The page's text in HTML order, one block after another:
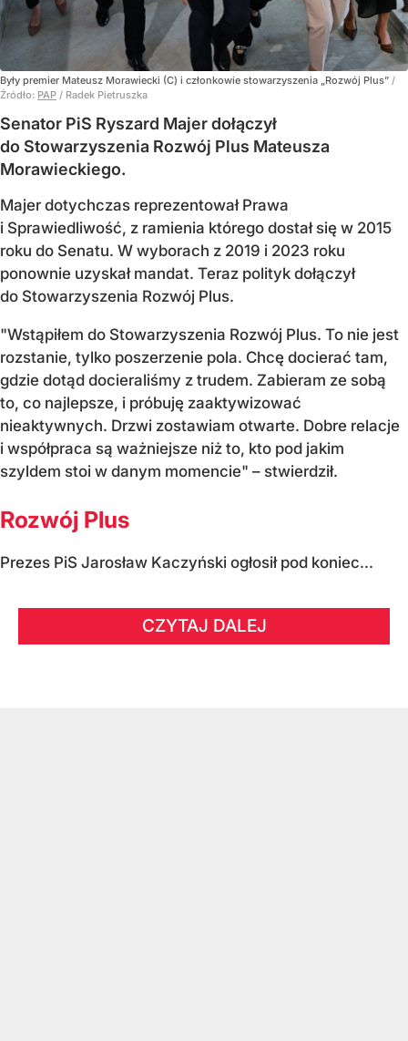
Były premier Mateusz Morawiecki (C) i członkowie stowarzyszenia „Rozwój Plus” /
Źródło: PAP / Radek Pietruszka
Senator PiS Ryszard Majer dołączył
do Stowarzyszenia Rozwój Plus Mateusza
Morawieckiego.
Majer dotychczas reprezentował Prawa
i Sprawiedliwość, z ramienia którego dostał się w 2015
roku do Senatu. W wyborach z 2019 i 2023 roku
ponownie uzyskał mandat. Teraz polityk dołączył
do Stowarzyszenia Rozwój Plus.
"Wstąpiłem do Stowarzyszenia Rozwój Plus. To nie jest
rozstanie, tylko poszerzenie pola. Chcę docierać tam,
gdzie dotąd docieraliśmy z trudem. Zabieram ze sobą
to, co najlepsze, i próbuję zaaktywizować
nieaktywnych. Drzwi zostawiam otwarte. Dobre relacje
i współpraca są ważniejsze niż to, kto pod jakim
szyldem stoi w danym momencie" – stwierdził.
Rozwój Plus
Prezes PiS Jarosław Kaczyński ogłosił pod koniec...
CZYTAJ DALEJ